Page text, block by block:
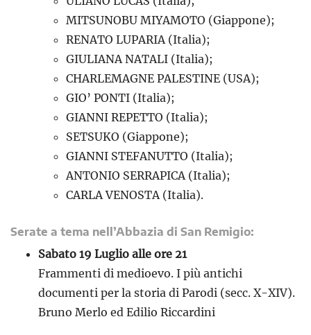
MITSUNOBU MIYAMOTO (Giappone);
RENATO LUPARIA (Italia);
GIULIANA NATALI (Italia);
CHARLEMAGNE PALESTINE (USA);
GIO’ PONTI (Italia);
GIANNI REPETTO (Italia);
SETSUKO (Giappone);
GIANNI STEFANUTTO (Italia);
ANTONIO SERRAPICA (Italia);
CARLA VENOSTA (Italia).
Serate a tema nell’Abbazia di San Remigio:
Sabato 19 Luglio alle ore 21
Frammenti di medioevo. I più antichi
documenti per la storia di Parodi (secc. X-XIV).
Bruno Merlo ed Edilio Riccardini